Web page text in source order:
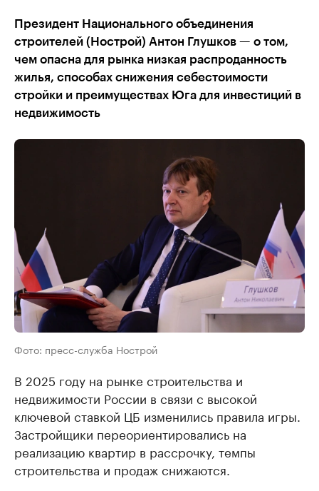
Президент Национального объединения
строителей (Нострой) Антон Глушков — о том,
чем опасна для рынка низкая распроданность
жилья, способах снижения себестоимости
стройки и преимуществах Юга для инвестиций в
недвижимость
Фото: пресс-служба Нострой
В 2025 году на рынке строительства и
недвижимости России в связи с высокой
ключевой ставкой ЦБ изменились правила игры.
Застройщики переориентировались на
реализацию квартир в рассрочку, темпы
строительства и продаж снижаются.